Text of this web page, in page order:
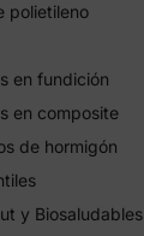
polietileno
en fundición
en composite
de hormigón
y Biosaludables